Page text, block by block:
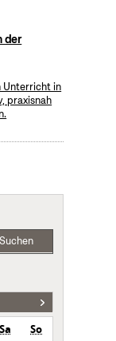
der
Unterricht in
praxisnah
Suchen
Sa
So